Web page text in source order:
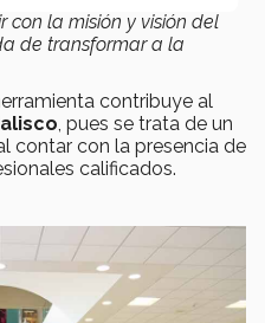
con la misión y visión del
de transformar a la
contribuye al
, pues se trata de un
contar con la presencia de
calificados.